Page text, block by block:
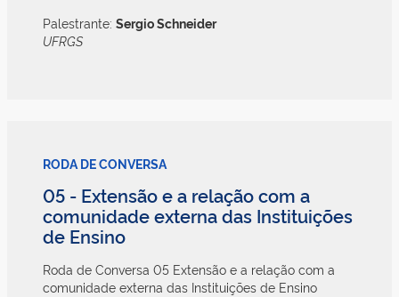
Palestrante: Sergio Schneider
UFRGS
RODA DE CONVERSA
05 - Extensão e a relação com a
comunidade externa das Instituições
de Ensino
Roda de Conversa 05 Extensão e a relação com a
comunidade externa das Instituições de Ensino